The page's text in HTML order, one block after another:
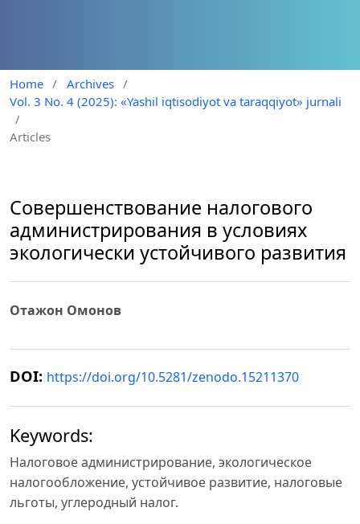
Home / Archives /
Vol. 3 No. 4 (2025): «Yashil iqtisodiyot va taraqqiyot» jurnali
/
Articles
Совершенствование налогового
администрирования в условиях
экологически устойчивого развития
Отажон Омонов
DOI: https://doi.org/10.5281/zenodo.15211370
Keywords:
Налоговое администрирование, экологическое
налогообложение, устойчивое развитие, налоговые
льготы, углеродный налог.